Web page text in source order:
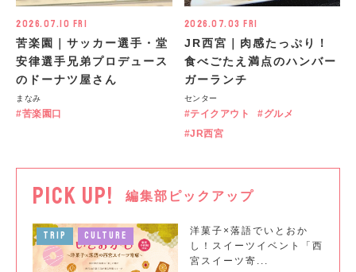
2026.07.10 Fri
苦楽園｜サッカー選手・堂
安律選手兄弟プロデュース
のドーナツ屋さん
まなみ
苦楽園口
2026.07.03 Fri
JR西宮｜肉感たっぷり！
食べごたえ満点のハンバー
ガーランチ
センター
テイクアウト
グルメ
JR西宮
PICK UP! 編集部ピックアップ
TRIP CULTURE
洋菓子×落語でいとおか
し！スイーツイベント「西
宮スイーツ寄...